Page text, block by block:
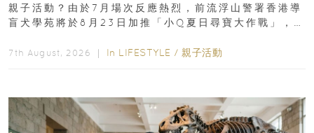
親子活動？由於7月場次反應熱烈，前流浮山警署香港導
盲犬學苑將於8月23日加推「小Q夏日尋寶大作戰」，家
7th August, 2026 ｜ In LIFESTYLE / 親子活動